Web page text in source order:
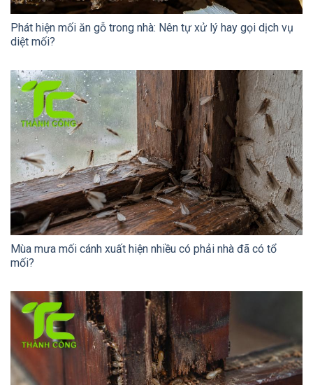
Phát hiện mối ăn gỗ trong nhà: Nên tự xử lý hay gọi dịch vụ
diệt mối?
Mùa mưa mối cánh xuất hiện nhiều có phải nhà đã có tổ
mối?